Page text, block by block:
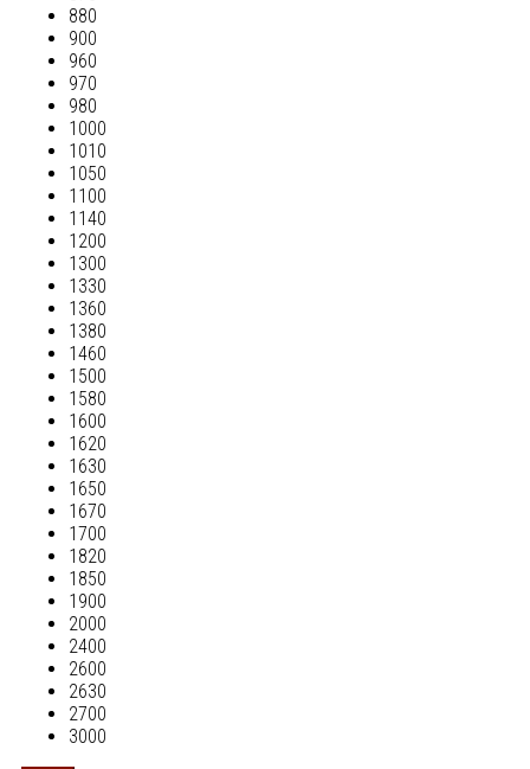
880
900
960
970
980
1000
1010
1050
1100
1140
1200
1300
1330
1360
1380
1460
1500
1580
1600
1620
1630
1650
1670
1700
1820
1850
1900
2000
2400
2600
2630
2700
3000